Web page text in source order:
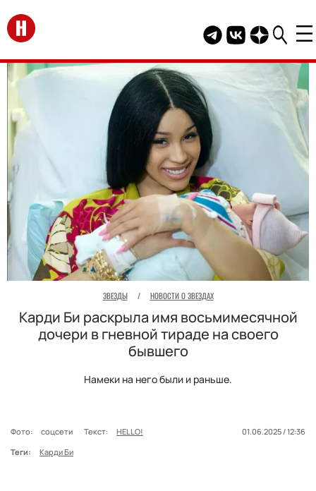
Перейти на главную
Telegram канал
Группа HELLO
Канал
ЗВЕЗДЫ / НОВОСТИ О ЗВЕЗДАХ
Карди Би раскрыла имя восьмимесячной
дочери в гневной тираде на своего
бывшего
Намеки на него были и раньше.
Фото: соцсети Текст: HELLO!
01.06.2025 / 12:36
Теги:
Карди Би